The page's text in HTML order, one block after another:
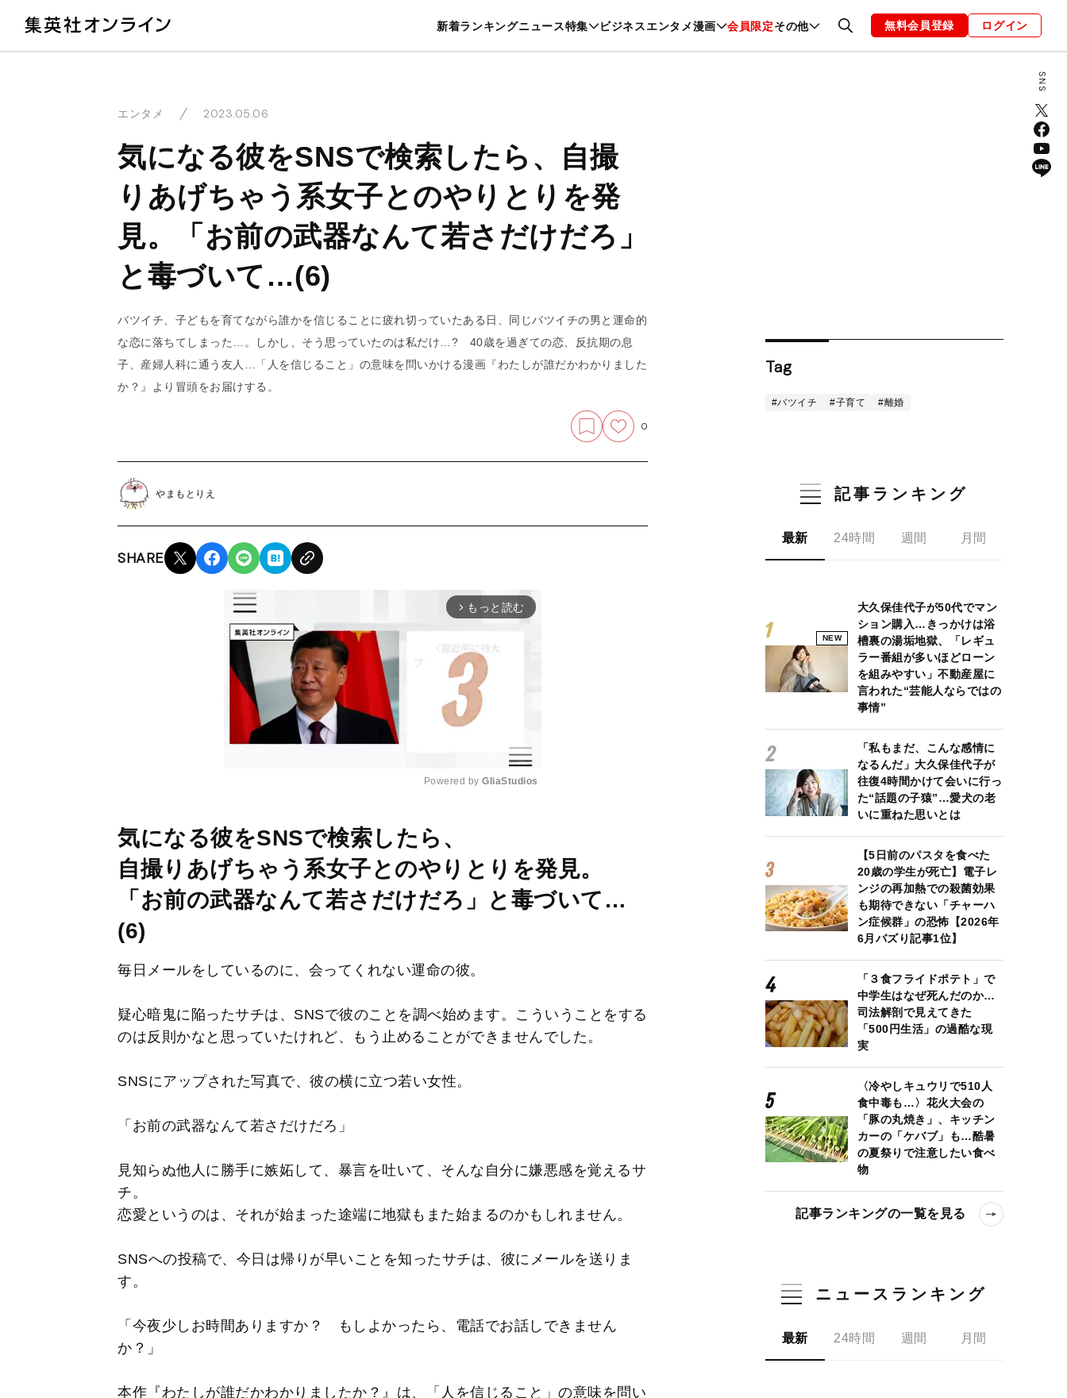
新着ランキングニュース特集 ビジネスエンタメ漫画 会員限定その他
暮らし スポーツ ヘルスケア 美容 グルメ ファッション 恋愛・結婚 編集部 お知らせ
無料会員登録 ログイン
エンタメ 2023.05.06
気になる彼をSNSで検索したら、自撮
りあげちゃう系女子とのやりとりを発
見。「お前の武器なんて若さだけだろ」
と毒づいて…(6)
バツイチ、子どもを育てながら誰かを信じることに疲れ切っていたある日、同じバツイチの男と運命的
な恋に落ちてしまった…。しかし、そう思っていたのは私だけ…? 40歳を過ぎての恋、反抗期の息
子、産婦人科に通う友人…「人を信じること」の意味を問いかける漫画『わたしが誰だかわかりました
か？』より冒頭をお届けする。
0
やまもとりえ
SHARE
arrow_forward_ios もっと読む
t
Powered by GliaStudios
気になる彼をSNSで検索したら、
自撮りあげちゃう系女子とのやりとりを発見。
「お前の武器なんて若さだけだろ」と毒づいて…
(6)
毎日メールをしているのに、会ってくれない運命の彼。
疑心暗鬼に陥ったサチは、SNSで彼のことを調べ始めます。こういうことをする
のは反則かなと思っていたけれど、もう止めることができませんでした。
SNSにアップされた写真で、彼の横に立つ若い女性。
「お前の武器なんて若さだけだろ」
見知らぬ他人に勝手に嫉妬して、暴言を吐いて、そんな自分に嫌悪感を覚えるサ
チ。
恋愛というのは、それが始まった途端に地獄もまた始まるのかもしれません。
SNSへの投稿で、今日は帰りが早いことを知ったサチは、彼にメールを送りま
す。
「今夜少しお時間ありますか？ もしよかったら、電話でお話しできません
か？」
本作『わたしが誰だかわかりましたか？』は、「人を信じること」の意味を問い
Tag
#バツイチ #子育て #離婚
記事ランキング
最新 24時間 週間 月間
NEW
大久保佳代子が50代でマン
ション購入…きっかけは浴
槽裏の湯垢地獄、「レギュ
ラー番組が多いほどローン
を組みやすい」不動産屋に
言われた“芸能人ならではの
事情”
「私もまだ、こんな感情に
なるんだ」大久保佳代子が
往復4時間かけて会いに行っ
た“話題の子猿”…愛犬の老
いに重ねた思いとは
【5日前のパスタを食べた
20歳の学生が死亡】電子レ
ンジの再加熱での殺菌効果
も期待できない「チャーハ
ン症候群」の恐怖【2026年
6月バズり記事1位】
「３食フライドポテト」で
中学生はなぜ死んだのか…
司法解剖で見えてきた
「500円生活」の過酷な現
実
〈冷やしキュウリで510人
食中毒も…〉花火大会の
「豚の丸焼き」、キッチン
カーの「ケバブ」も…酷暑
の夏祭りで注意したい食べ
物
記事ランキングの一覧を見る
ニュースランキング
最新 24時間 週間 月間